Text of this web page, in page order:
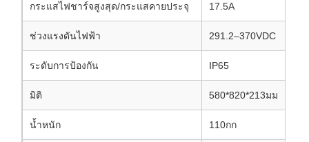
กระแสไฟชาร์จสูงสุด/กระแสคายประจุ 17.5A
ช่วงแรงดันไฟฟ้า 291.2–370VDC
ระดับการป้องกัน IP65
มิติ 580*820*213มม
น้ำหนัก 110กก